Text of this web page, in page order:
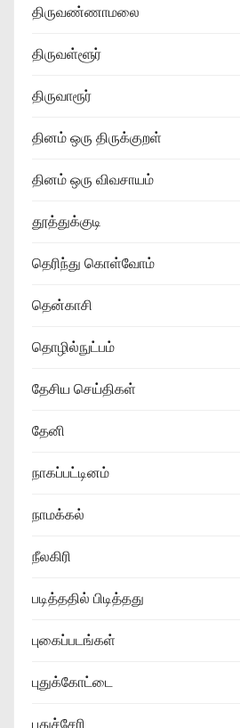
திருவண்ணாமலை
திருவள்ளூர்
திருவாரூர்
தினம் ஒரு திருக்குறள்
தினம் ஒரு விவசாயம்
தூத்துக்குடி
தெரிந்து கொள்வோம்
தென்காசி
தொழில்நுட்பம்
தேசிய செய்திகள்
தேனி
நாகப்பட்டினம்
நாமக்கல்
நீலகிரி
படித்ததில் பிடித்தது
புகைப்படங்கள்
புதுக்கோட்டை